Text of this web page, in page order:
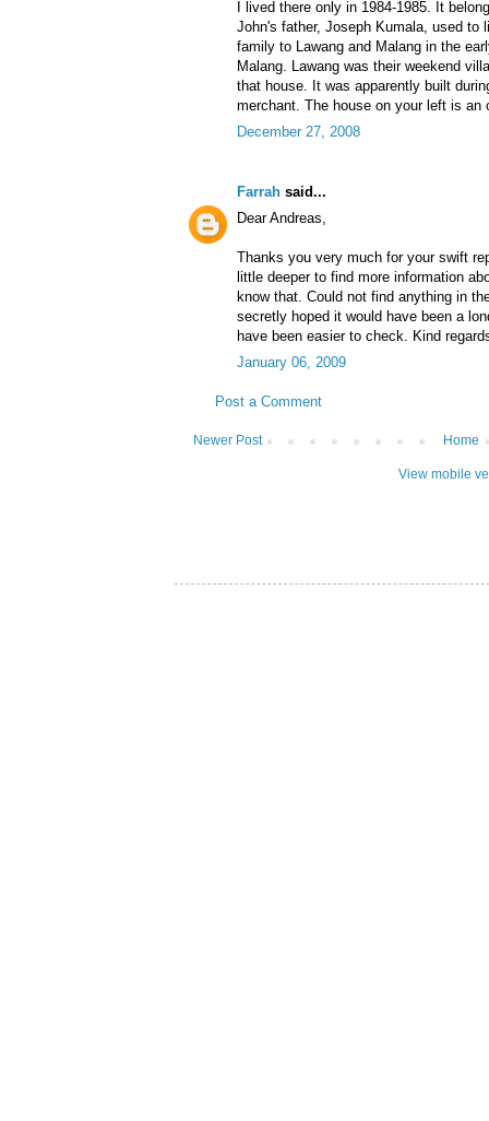
I lived there only in 1984-1985. It
John's father, Joseph Kumala, used to
family to Lawang and Malang in the
Malang. Lawang was their weekend
that house. It was apparently built
merchant. The house on your left is
December 27, 2008
Farrah said...
Dear Andreas,
Thanks you very much for your swift
little deeper to find more information
know that. Could not find anything in
secretly hoped it would have been a
have been easier to check. Kind
January 06, 2009
Post a Comment
Newer Post Home
View mobile